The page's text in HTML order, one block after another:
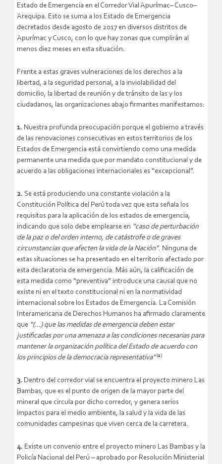
Estado de Emergencia en el Corredor Vial Apurímac– Cusco–
Arequipa. Esto se suma a los Estado de Emergencia
decretados desde agosto de 2017 en diversos distritos de
Apurímac y Cusco, con lo que hay zonas que cumplirán al
menos diez meses en esta situación.
Frente a estas graves vulneraciones de los derechos a la
libertad, a la seguridad personal, a la inviolabilidad del
domicilio, la libertad de reunión y de tránsito de las y los
ciudadanos, las organizaciones abajo firmantes manifestamos:
1. Nuestra profunda preocupación porque el gobierno a través
de las renovaciones consecutivas en estos territorios de los
Estados de Emergencia está convirtiendo como una medida
permanente una medida que por mandato constitucional y de
acuerdo a las obligaciones internacionales es “excepcional”.
2. Se está produciendo una constante violación a la
Constitución Política del Perú toda vez que esta señala los
requisitos para la aplicación de los estados de emergencia,
indicando que solo debe emplearse en “caso de perturbación
de la paz o del orden interno, de catástrofe o de graves
circunstancias que afecten la vida de la Nación”. Ninguna de
estas situaciones se ha presentado en el territorio afectado por
esta declaratoria de emergencia. Más aún, la calificación de
esta medida como “preventiva” introduce una causal que no
existe ni en el texto constitucional ni en la normatividad
internacional sobre los Estados de Emergencia. La Comisión
Interamericana de Derechos Humanos ha afirmado claramente
que “(…) que las medidas de emergencia deben estar
justificadas por una amenaza a las condiciones necesarias para
mantener la organización política del Estado de acuerdo con
los principios de la democracia representativa”(1)
3. Dentro del corredor vial se encuentra el proyecto minero Las
Bambas, que es el punto de origen de la mayor parte del
mineral que circula por dicho corredor, y genera serios
impactos para el medio ambiente, la salud y la vida de las
comunidades campesinas que viven cerca de la carretera.
4. Existe un convenio entre el proyecto minero Las Bambas y la
Policía Nacional del Perú – aprobado por Resolución Ministerial